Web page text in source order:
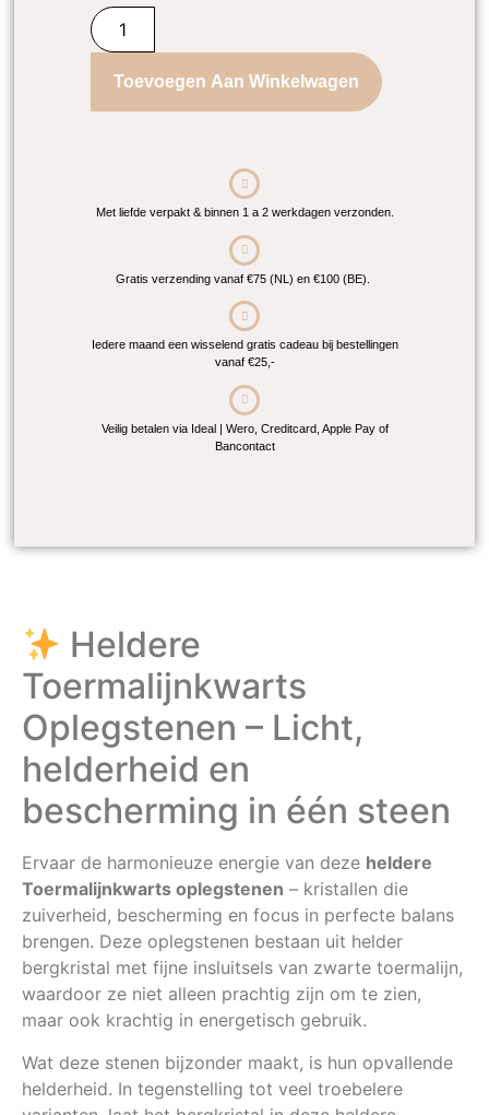
Toevoegen Aan Winkelwagen
Met liefde verpakt & binnen 1 a 2 werkdagen verzonden.
Gratis verzending vanaf €75 (NL) en €100 (BE).
Iedere maand een wisselend gratis cadeau bij bestellingen
vanaf €25,-
Veilig betalen via Ideal | Wero, Creditcard, Apple Pay of
Bancontact
Heldere
Toermalijnkwarts
Oplegstenen – Licht,
helderheid en
bescherming in één steen
Ervaar de harmonieuze energie van deze heldere
Toermalijnkwarts oplegstenen – kristallen die
zuiverheid, bescherming en focus in perfecte balans
brengen. Deze oplegstenen bestaan uit helder
bergkristal met fijne insluitsels van zwarte toermalijn,
waardoor ze niet alleen prachtig zijn om te zien,
maar ook krachtig in energetisch gebruik.
Wat deze stenen bijzonder maakt, is hun opvallende
helderheid. In tegenstelling tot veel troebelere